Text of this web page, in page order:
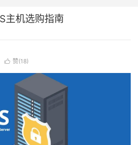
主机选购指南
 赞(18)